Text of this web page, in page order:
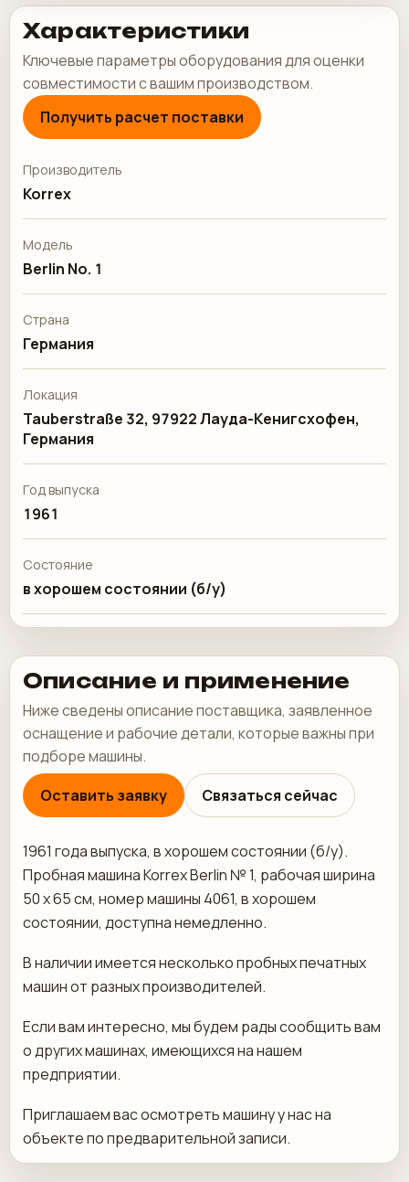
Характеристики
Ключевые параметры оборудования для оценки
совместимости с вашим производством.
Получить расчет поставки
Производитель
Korrex
Модель
Berlin No. 1
Страна
Германия
Локация
Tauberstraße 32, 97922 Лауда-Кенигсхофен,
Германия
Год выпуска
1961
Состояние
в хорошем состоянии (б/у)
Описание и применение
Ниже сведены описание поставщика, заявленное
оснащение и рабочие детали, которые важны при
подборе машины.
Оставить заявку
Связаться сейчас
1961 года выпуска, в хорошем состоянии (б/у).
Пробная машина Korrex Berlin № 1, рабочая ширина
50 x 65 см, номер машины 4061, в хорошем
состоянии, доступна немедленно.
В наличии имеется несколько пробных печатных
машин от разных производителей.
Если вам интересно, мы будем рады сообщить вам
о других машинах, имеющихся на нашем
предприятии.
Приглашаем вас осмотреть машину у нас на
объекте по предварительной записи.